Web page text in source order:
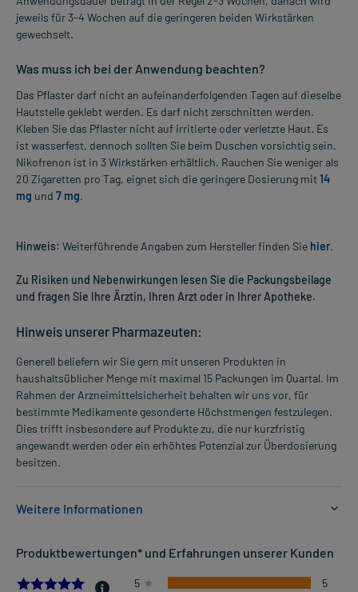
jeweils für 3-4 Wochen auf die geringeren beiden Wirkstärken
gewechselt.
Was muss ich bei der Anwendung beachten?
Das Pflaster darf nicht an aufeinanderfolgenden Tagen auf dieselbe
Hautstelle geklebt werden. Es darf nicht zerschnitten werden.
Kleben Sie das Pflaster nicht auf irritierte oder verletzte Haut. Es
ist wasserfest, dennoch sollten Sie beim Duschen vorsichtig sein.
Nikofrenon ist in 3 Wirkstärken erhältlich. Rauchen Sie weniger als
20 Zigaretten pro Tag, eignet sich die geringere Dosierung mit14
mg und 7 mg.
Hinweis: Weiterführende Angaben zum Hersteller finden Sie hier.
Zu Risiken und Nebenwirkungen lesen Sie die Packungsbeilage
und fragen Sie Ihre Ärztin, Ihren Arzt oder in Ihrer Apotheke.
Hinweis unserer Pharmazeuten:
Generell beliefern wir Sie gern mit unseren Produkten in
haushaltsüblicher Menge mit maximal 15 Packungen im Quartal. Im
Rahmen der Arzneimittelsicherheit behalten wir uns vor, für
bestimmte Medikamente gesonderte Höchstmengen festzulegen.
Dies trifft insbesondere auf Produkte zu, die nur kurzfristig
angewandt werden oder ein erhöhtes Potenzial zur Überdosierung
besitzen.
Weitere Informationen
- Zur Unterstützung der Raucherentwöhnung
Produktbewertungen* und Erfahrungen unserer Kunden
5.0 5
5